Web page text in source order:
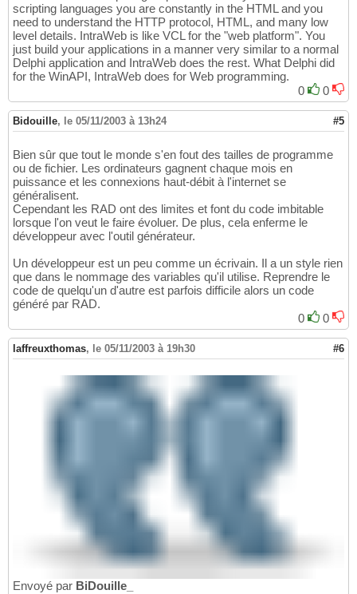
scripting languages you are constantly in the HTML and you
need to understand the HTTP protocol, HTML, and many low
level details. IntraWeb is like VCL for the "web platform". You
just build your applications in a manner very similar to a normal
Delphi application and IntraWeb does the rest. What Delphi did
for the WinAPI, IntraWeb does for Web programming.
0
0
Bidouille, le 05/11/2003 à 13h24 #5
Bien sûr que tout le monde s'en fout des tailles de programme
ou de fichier. Les ordinateurs gagnent chaque mois en
puissance et les connexions haut-débit à l'internet se
généralisent.
Cependant les RAD ont des limites et font du code imbitable
lorsque l'on veut le faire évoluer. De plus, cela enferme le
développeur avec l'outil générateur.
Un développeur est un peu comme un écrivain. Il a un style rien
que dans le nommage des variables qu'il utilise. Reprendre le
code de quelqu'un d'autre est parfois difficile alors un code
généré par RAD.
0
0
laffreuxthomas, le 05/11/2003 à 19h30 #6
Envoyé par BiDouille_